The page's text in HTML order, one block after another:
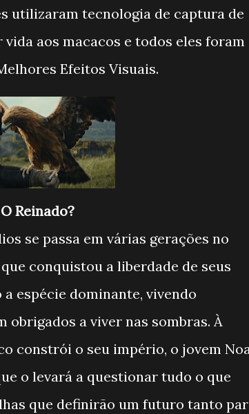
utilizaram tecnologia de captura de
aos macacos e todos eles foram
Efeitos Visuais.
Reinado?
se passa em várias gerações no
conquistou a liberdade de seus
espécie dominante, vivendo
obrigados a viver nas sombras. À
constrói o seu império, o jovem
o levará a questionar tudo o que
que definirão um futuro tanto